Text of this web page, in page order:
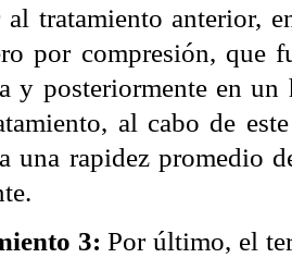
tratamiento anterior,
por compresión, que
y posteriormente en un
al cabo de
una rapidez promedio
3: Por último, el